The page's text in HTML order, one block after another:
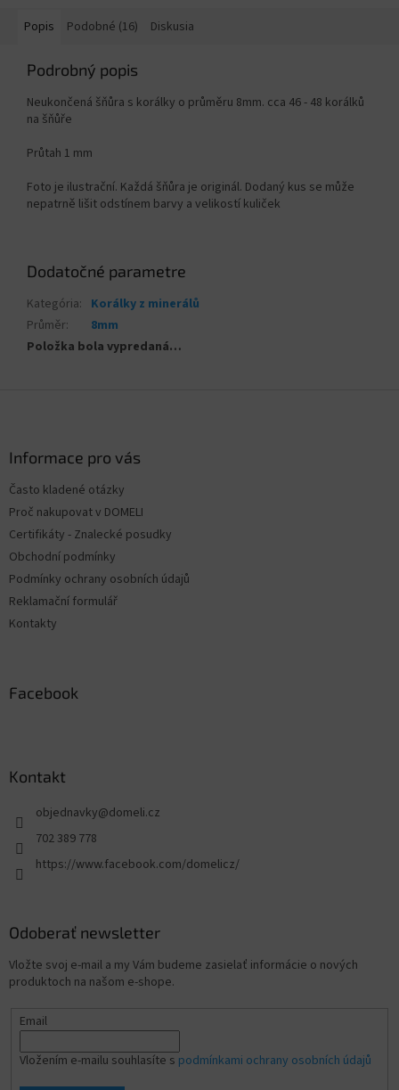
Popis Podobné (16) Diskusia
Podrobný popis
Neukončená šňůra s korálky o průměru 8mm. cca 46 - 48 korálků
na šňůře
Průtah 1 mm
Foto je ilustrační. Každá šňůra je originál. Dodaný kus se může
nepatrně lišit odstínem barvy a velikostí kuliček
Dodatočné parametre
Kategória: Korálky z minerálů
Průměr:
8mm
Položka bola vypredaná…
Informace pro vás
Často kladené otázky
Proč nakupovat v DOMELI
Certifikáty - Znalecké posudky
Obchodní podmínky
Podmínky ochrany osobních údajů
Reklamační formulář
Kontakty
Facebook
Kontakt
objednavky@domeli.cz
702 389 778
https://www.facebook.com/domelicz/
Odoberať newsletter
Vložte svoj e-mail a my Vám budeme zasielať informácie o nových
produktoch na našom e-shope.
Email
Vložením e-mailu souhlasíte s podmínkami ochrany osobních údajů